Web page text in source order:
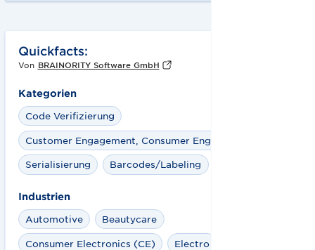
Quickfacts:
Von BRAINORITY Software GmbH
Kategorien
Code Verifizierung
Customer Engagement, Consumer Engagement
Serialisierung Barcodes/Labeling
Industrien
Automotive
Beautycare
Consumer Electronics (CE) Electro